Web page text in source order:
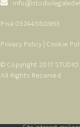
P.iva 03244880963
Privacy Policy | Cookie
© Copyright 2017
All Rights Reserved